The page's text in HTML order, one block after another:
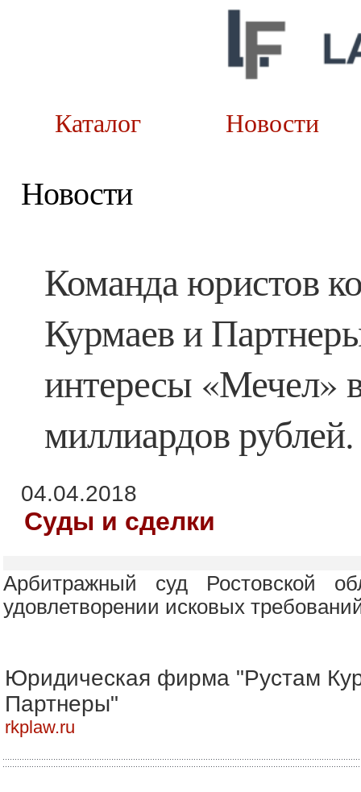
Каталог
Новости
Команда юристов
Курмаев и
интересы «Мечел»
миллиардов рублей.
04.04.2018
Суды и сделки
Арбитражный суд Ростовской
удовлетворении исковых
Юридическая фирма "Рустам
Партнеры"
rkplaw.ru